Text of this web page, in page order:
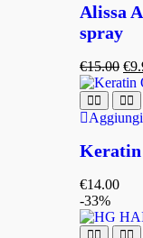
Alissa
spray
€15.00 €
€14.00
-33%